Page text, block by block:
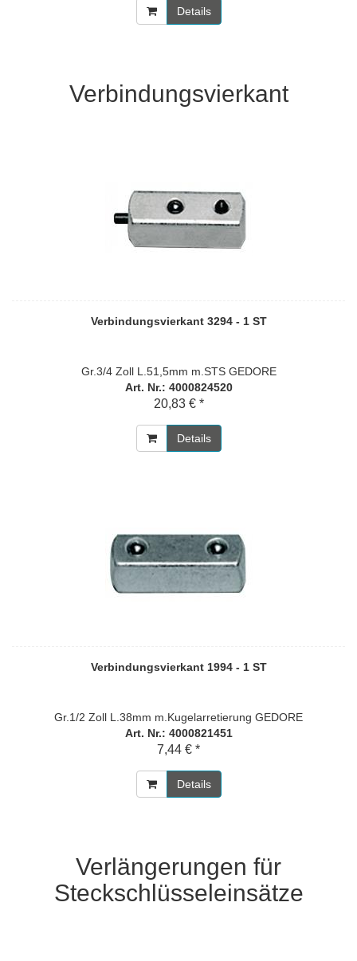
Details
Verbindungsvierkant
Verbindungsvierkant 3294 - 1 ST
Gr.3/4 Zoll L.51,5mm m.STS GEDORE
Art. Nr.: 4000824520
20,83 € *
Details
Verbindungsvierkant 1994 - 1 ST
Gr.1/2 Zoll L.38mm m.Kugelarretierung GEDORE
Art. Nr.: 4000821451
7,44 € *
Details
Verlängerungen für
Steckschlüsseleinsätze